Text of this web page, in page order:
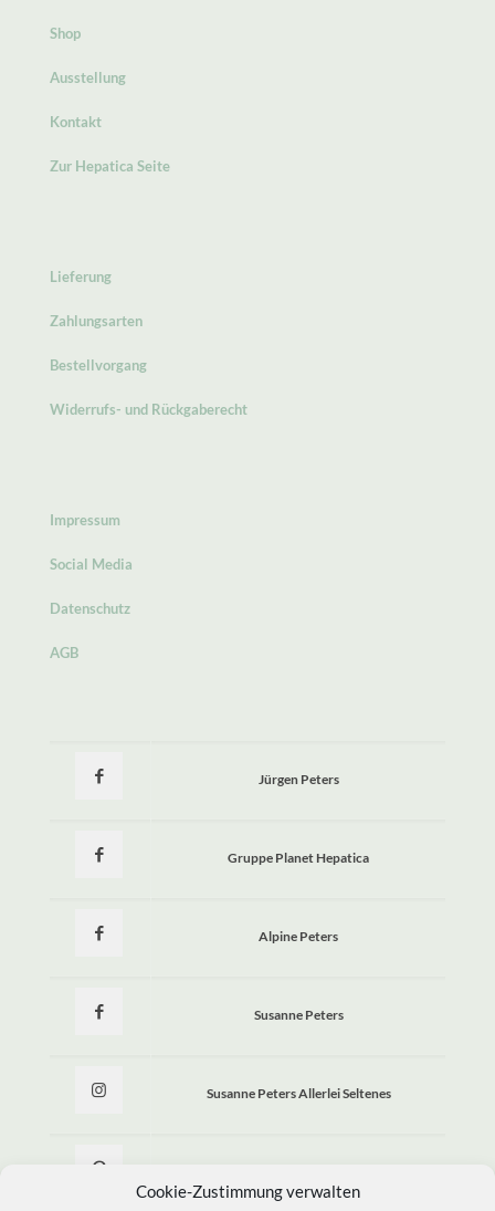
Cookie-Zustimmung verwalten
Shop
Ausstellung
Kontakt
Zur Hepatica Seite
Lieferung
Zahlungsarten
Bestellvorgang
Widerrufs- und Rückgaberecht
Impressum
Social Media
Datenschutz
AGB
Jürgen Peters
Gruppe Planet Hepatica
Alpine Peters
Susanne Peters
Susanne Peters Allerlei Seltenes